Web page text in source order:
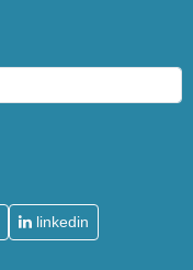
linkedin